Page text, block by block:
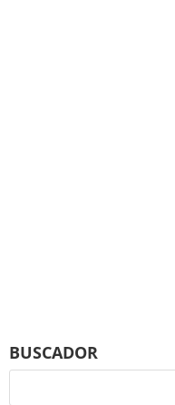
BUSCADOR